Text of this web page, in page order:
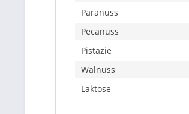
Paranuss
Pecanuss
Pistazie
Walnuss
Laktose